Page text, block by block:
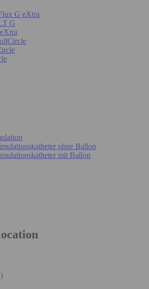
G eXtra
G
ohne Ballon
mit Ballon